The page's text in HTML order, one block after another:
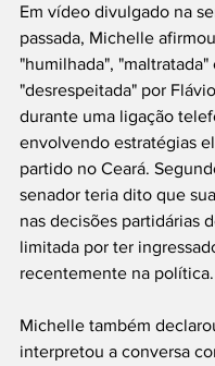
Em vídeo divulgado na
passada, Michelle
"humilhada", "maltratada"
"desrespeitada" por
durante uma ligação
envolvendo estratégias
partido no Ceará.
senador teria dito que
nas decisões partidárias
limitada por ter
recentemente na política.
Michelle também
interpretou a conversa